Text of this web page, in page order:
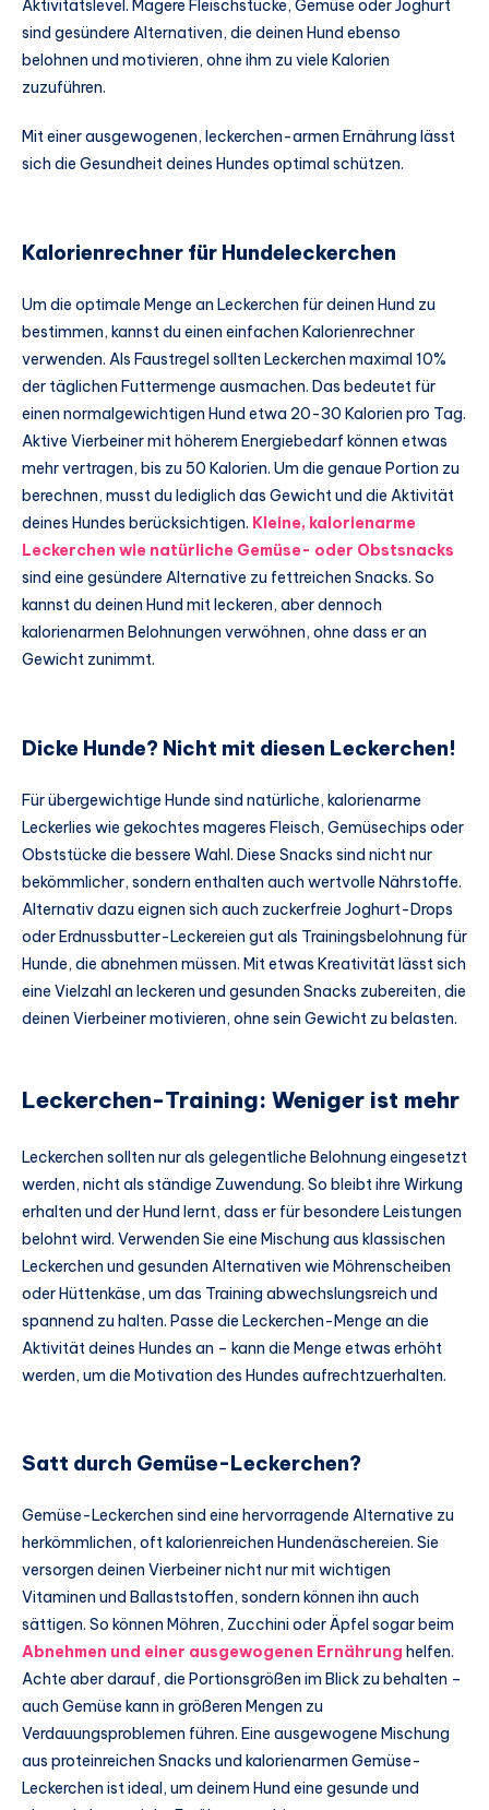
Aktivitätslevel. Magere Fleischstücke, Gemüse oder Joghurt
sind gesündere Alternativen, die deinen Hund ebenso
belohnen und motivieren, ohne ihm zu viele Kalorien
zuzuführen.
Mit einer ausgewogenen, leckerchen-armen Ernährung lässt
sich die Gesundheit deines Hundes optimal schützen.
Kalorienrechner für Hundeleckerchen
Um die optimale Menge an Leckerchen für deinen Hund zu
bestimmen, kannst du einen einfachen Kalorienrechner
verwenden. Als Faustregel sollten Leckerchen maximal 10%
der täglichen Futtermenge ausmachen. Das bedeutet für
einen normalgewichtigen Hund etwa 20-30 Kalorien pro Tag.
Aktive Vierbeiner mit höherem Energiebedarf können etwas
mehr vertragen, bis zu 50 Kalorien. Um die genaue Portion zu
berechnen, musst du lediglich das Gewicht und die Aktivität
deines Hundes berücksichtigen. Kleine, kalorienarme
Leckerchen wie natürliche Gemüse- oder Obstsnacks
sind eine gesündere Alternative zu fettreichen Snacks. So
kannst du deinen Hund mit leckeren, aber dennoch
kalorienarmen Belohnungen verwöhnen, ohne dass er an
Gewicht zunimmt.
Dicke Hunde? Nicht mit diesen Leckerchen!
Für übergewichtige Hunde sind natürliche, kalorienarme
Leckerlies wie gekochtes mageres Fleisch, Gemüsechips oder
Obststücke die bessere Wahl. Diese Snacks sind nicht nur
bekömmlicher, sondern enthalten auch wertvolle Nährstoffe.
Alternativ dazu eignen sich auch zuckerfreie Joghurt-Drops
oder Erdnussbutter-Leckereien gut als Trainingsbelohnung für
Hunde, die abnehmen müssen. Mit etwas Kreativität lässt sich
eine Vielzahl an leckeren und gesunden Snacks zubereiten, die
deinen Vierbeiner motivieren, ohne sein Gewicht zu belasten.
Leckerchen-Training: Weniger ist mehr
Leckerchen sollten nur als gelegentliche Belohnung eingesetzt
werden, nicht als ständige Zuwendung. So bleibt ihre Wirkung
erhalten und der Hund lernt, dass er für besondere Leistungen
belohnt wird. Verwenden Sie eine Mischung aus klassischen
Leckerchen und gesunden Alternativen wie Möhrenscheiben
oder Hüttenkäse, um das Training abwechslungsreich und
spannend zu halten. Passe die Leckerchen-Menge an die
Aktivität deines Hundes an – kann die Menge etwas erhöht
werden, um die Motivation des Hundes aufrechtzuerhalten.
Satt durch Gemüse-Leckerchen?
Gemüse-Leckerchen sind eine hervorragende Alternative zu
herkömmlichen, oft kalorienreichen Hundenäschereien. Sie
versorgen deinen Vierbeiner nicht nur mit wichtigen
Vitaminen und Ballaststoffen, sondern können ihn auch
sättigen. So können Möhren, Zucchini oder Äpfel sogar beim
Abnehmen und einer ausgewogenen Ernährung helfen.
Achte aber darauf, die Portionsgrößen im Blick zu behalten –
auch Gemüse kann in größeren Mengen zu
Verdauungsproblemen führen. Eine ausgewogene Mischung
aus proteinreichen Snacks und kalorienarmen Gemüse-
Leckerchen ist ideal, um deinem Hund eine gesunde und